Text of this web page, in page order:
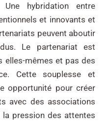
Une hybridation entre
et innovants et
peuvent aboutir
Le partenariat est
elles-mêmes et pas des
Cette souplesse et
opportunité pour créer
avec des associations
pression des attentes